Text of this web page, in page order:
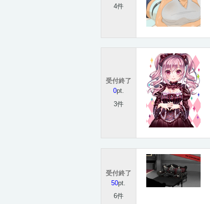
4件
受付終了
0pt.
3件
受付終了
50pt.
6件